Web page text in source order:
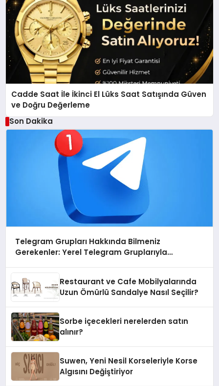
Cadde Saat İle İkinci El Lüks Saat Satışında Güven
ve Doğru Değerleme
Son Dakika
Telegram Grupları Hakkında Bilmeniz
Gerekenler: Yerel Telegram Gruplarıyla
Restaurant ve Cafe Mobilyalarında
Uzun Ömürlü Sandalye Nasıl Seçilir?
Sorbe içecekleri nerelerden satın
alınır?
Suwen, Yeni Nesil Korseleriyle Korse
Algısını Değiştiriyor